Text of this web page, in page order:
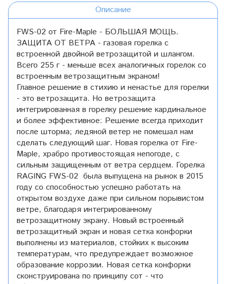
Описание
FWS-02 от Fire-Maple - БОЛЬШАЯ МОЩЬ.
ЗАЩИТА ОТ ВЕТРА - газовая горелка с
встроенной двойной ветрозащитой и шлангом.
Всего 255 г - меньше всех аналогичных горелок со
встроенным ветрозащитным экраном!
Главное решение в стихию и ненастье для горелки
- это ветрозащита. Но ветрозащита
интегрированная в горелку решение кардинальное
и более эффективное: Решение всегда приходит
после шторма; ледяной ветер не помешал нам
сделать следующий шаг. Новая горелка от Fire-
Maple, храбро противостоящая непогоде, с
сильным защищенным от ветра сердцем. Горелка
RAGING FWS-02 была выпущена на рынок в 2015
году со способностью успешно работать на
открытом воздухе даже при сильном порывистом
ветре, благодаря интегрированному
ветрозащитному экрану. Новый встроенный
ветрозащитный экран и новая сетка конфорки
выполнены из материалов, стойких к высоким
температурам, что предупреждает возможное
образование коррозии. Новая сетка конфорки
сконструирована по принципу сот - что